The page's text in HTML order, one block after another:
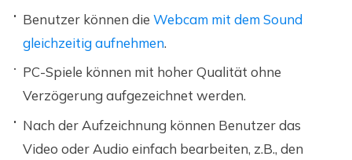
Benutzer können dieWebcam mit dem Sound
gleichzeitig aufnehmen.
PC-Spiele können mit hoher Qualität ohne
Verzögerung aufgezeichnet werden.
Nach der Aufzeichnung können Benutzer das
Video oder Audio einfach bearbeiten, z.B., den